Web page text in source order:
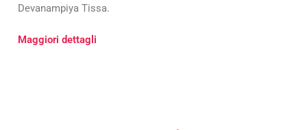
Devanampiya Tissa.
Maggiori dettagli